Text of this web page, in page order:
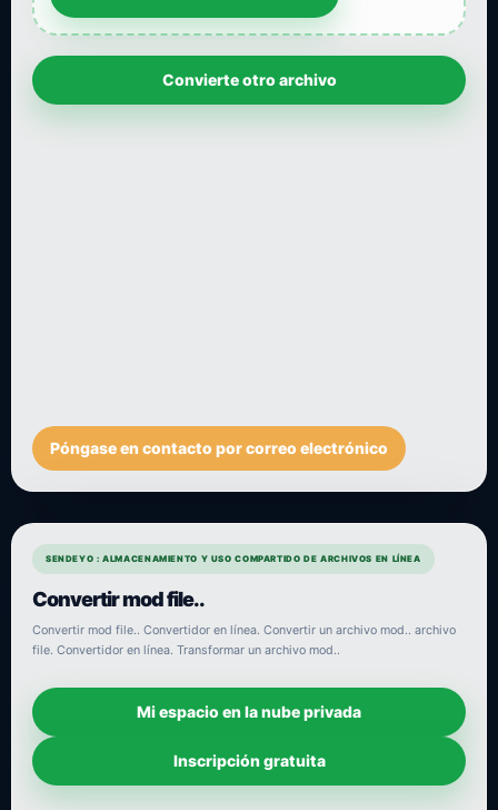
Convierte otro archivo
Póngase en contacto por correo electrónico
SENDEYO : ALMACENAMIENTO Y USO COMPARTIDO DE ARCHIVOS EN LÍNEA
Convertir mod file..
Convertir mod file.. Convertidor en línea. Convertir un archivo mod.. archivo
file. Convertidor en línea. Transformar un archivo mod..
Mi espacio en la nube privada
Inscripción gratuita